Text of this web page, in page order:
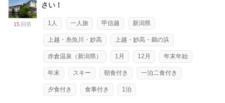
15 回答
さい！
1人 一人旅 甲信越 新潟県
上越・糸魚川・妙高 上越・妙高・鵜の浜
赤倉温泉（新潟県） 1月 12月 年末年始
年末 スキー 朝食付き 一泊二食付き
夕食付き 食事付き 1泊